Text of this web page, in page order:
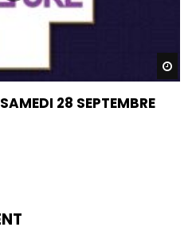
28 SEPTEMBRE